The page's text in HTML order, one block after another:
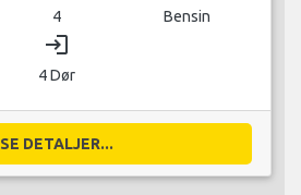
4 Bensin
login
4 Dør
SE DETALJER...